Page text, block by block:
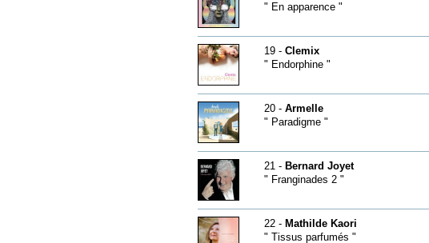
" En apparence "
19 - Clemix
" Endorphine "
20 - Armelle
" Paradigme "
21 - Bernard Joyet
" Franginades 2 "
22 - Mathilde Kaori
" Tissus parfumés "